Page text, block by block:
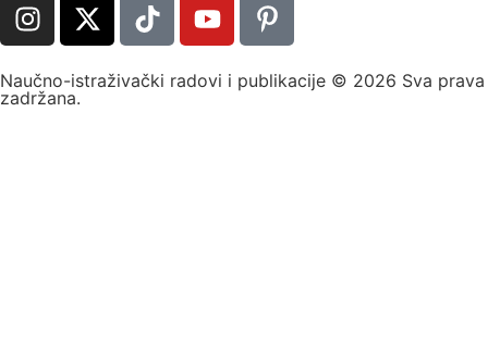
Naučno-istraživački radovi i publikacije © 2026 Sva prava
zadržana.